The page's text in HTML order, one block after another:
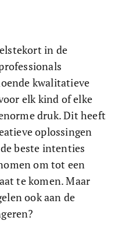
in de
kwalitatieve
elk kind of elke
druk. Dit heeft
oplossingen
beste intenties
om tot een
te komen. Maar
ook aan de